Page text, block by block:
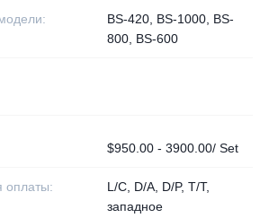
BS-420, BS-1000, BS-
800, BS-600
$950.00 - 3900.00/ Set
оплаты:
L/C, D/A, D/P, T/T,
западное